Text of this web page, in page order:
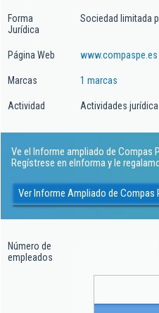
Forma
Jurídica
Sociedad limitada
Página Web www.compaspe.es
Marcas 1 marcas
Actividad Actividades
Ve el Informe ampliado de Compas
Regístrese en eInforma y le
Ver Informe Ampliado de Compas
Número de
empleados